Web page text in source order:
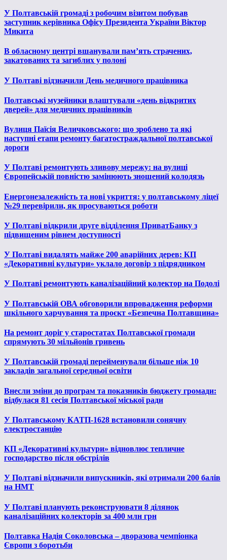
У Полтавській громаді з робочим візитом побував
заступник керівника Офісу Президента України Віктор
Микита
В обласному центрі вшанували пам’ять страчених,
закатованих та загиблих у полоні
У Полтаві відзначили День медичного працівника
Полтавські музейники влаштували «день відкритих
дверей» для медичних працівників
Вулиця Паїсія Величковського: що зроблено та які
наступні етапи ремонту багатостраждальної полтавської
дороги
У Полтаві ремонтують зливову мережу: на вулиці
Європейській повністю замінюють зношений колодязь
Енергонезалежність та нові укриття: у полтавському ліцеї
№29 перевірили, як просуваються роботи
У Полтаві відкрили друге відділення ПриватБанку з
підвищеним рівнем доступності
У Полтаві видалять майже 200 аварійних дерев: КП
«Декоративні культури» уклало договір з підрядником
У Полтаві ремонтують каналізаційний колектор на Подолі
У Полтавській ОВА обговорили впровадження реформи
шкільного харчування та проєкт «Безпечна Полтавщина»
На ремонт доріг у старостатах Полтавської громади
спрямують 30 мільйонів гривень
У Полтавській громаді перейменували більше ніж 10
закладів загальної середньої освіти
Внесли зміни до програм та показників бюджету громади:
відбулася 81 сесія Полтавської міської ради
У Полтавському КАТП-1628 встановили сонячну
електростанцію
КП «Декоративні культури» відновлює тепличне
господарство після обстрілів
У Полтаві відзначили випускників, які отримали 200 балів
на НМТ
У Полтаві планують реконструювати 8 ділянок
каналізаційних колекторів за 400 млн грн
Полтавка Надія Соколовська – дворазова чемпіонка
Європи з боротьби